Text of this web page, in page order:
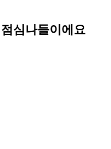
심나들이에요